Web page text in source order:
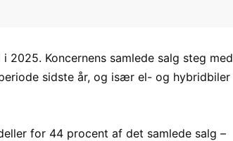
Koncernens samlede salg steg med
sidste år, og især el- og hybridbiler
for 44 procent af det samlede salg –